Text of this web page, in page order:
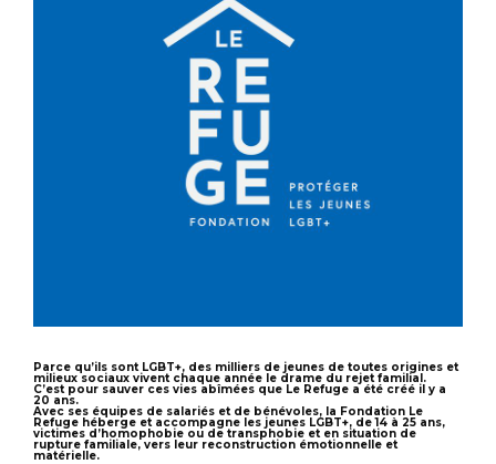
Parce qu’ils sont LGBT+, des milliers de jeunes de toutes origines et
milieux sociaux vivent chaque année le drame du rejet familial.
C’est pour sauver ces vies abîmées que Le Refuge a été créé il y a
20 ans.
Avec ses équipes de salariés et de bénévoles, la Fondation Le
Refuge héberge et accompagne les jeunes LGBT+, de 14 à 25 ans,
victimes d’homophobie ou de transphobie et en situation de
rupture familiale, vers leur reconstruction émotionnelle et
matérielle.